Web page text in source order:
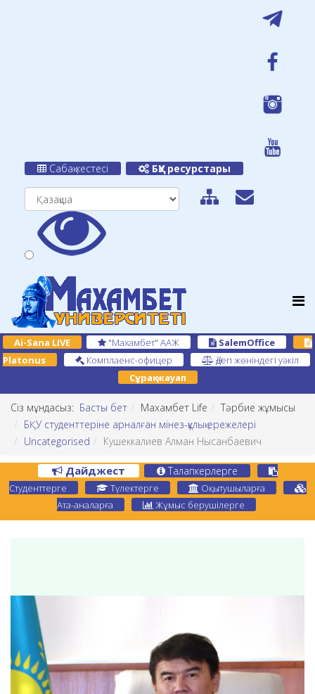
Сабақ кестесі БҚУ ресурстары
Ai-Sana LIVE "Махамбет" ААЖ
SalemOffice
Platonus
Комплаенс-офицер
Әдеп жөніндегі уәкіл
Сұрақ-жауап
Сіз мұндасыз: Басты бет Махамбет Life
Тәрбие жұмысы
БҚУ студенттеріне арналған мінез-құлық ережелері
Uncategorised
Кушеккалиев Алман Нысанбаевич
Дайджест Талапкерлерге
Студенттерге Түлектерге
Оқытушыларға
Ата-аналарға
Жұмыс берушілерге